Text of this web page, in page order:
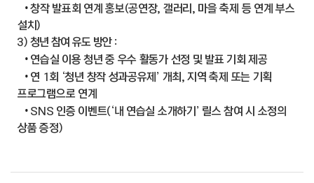
•창작 발표회 연계 홍보(공연장, 갤러리, 마을 축제 등 연계 부스
설치)
3) 청년 참여 유도 방안 :
• 연습실 이용 청년 중 우수 활동가 선정 및 발표 기회 제공
• 연 1회 ‘청년 창작 성과공유제’ 개최, 지역 축제 또는 기획
프로그램으로 연계
• SNS 인증 이벤트(‘내 연습실 소개하기’ 릴스 참여 시 소정의
상품 증정)